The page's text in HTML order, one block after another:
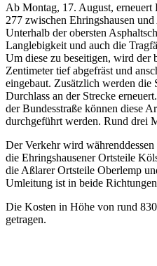
Ab Montag, 17. August, erneuert
277 zwischen Ehringshausen
Unterhalb der obersten
Langlebigkeit und auch die
Um diese zu beseitigen, wird der
Zentimeter tief abgefräst und
eingebaut. Zusätzlich werden die
Durchlass an der Strecke
der Bundesstraße können diese
durchgeführt werden. Rund drei
Der Verkehr wird
die Ehringshausener Ortsteile
die Aßlarer Ortsteile Oberlemp
Umleitung ist in beide
Die Kosten in Höhe von rund
getragen.